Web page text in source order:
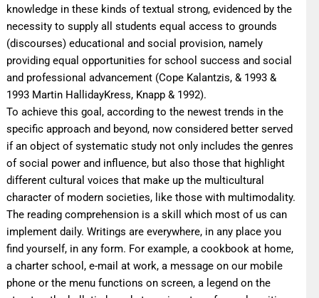
knowledge in these kinds of textual strong, evidenced by the
necessity to supply all students equal access to grounds
(discourses) educational and social provision, namely
providing equal opportunities for school success and social
and professional advancement (Cope Kalantzis, & 1993 &
1993 Martin HallidayKress, Knapp & 1992).
To achieve this goal, according to the newest trends in the
specific approach and beyond, now considered better served
if an object of systematic study not only includes the genres
of social power and influence, but also those that highlight
different cultural voices that make up the multicultural
character of modern societies, like those with multimodality.
The reading comprehension is a skill which most of us can
implement daily. Writings are everywhere, in any place you
find yourself, in any form. For example, a cookbook at home,
a charter school, e-mail at work, a message on our mobile
phone or the menu functions on screen, a legend on the